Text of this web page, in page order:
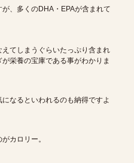
、多くのDHA・EPAが含まれて
てしまうぐらいたっぷり含まれ
栄養の宝庫である事がわかりま
なるといわれるのも納得ですよ
カロリー。